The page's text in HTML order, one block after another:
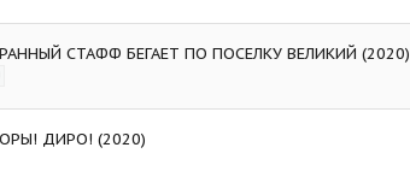
СТАФФ БЕГАЕТ ПО ПОСЕЛКУ ВЕЛИКИЙ (2020)
ДИРО! (2020)